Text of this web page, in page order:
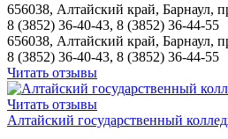
656038, Алтайский край, Барнаул,
8 (3852) 36‑40-43, 8 (3852) 36‑44-55
656038, Алтайский край, Барнаул,
8 (3852) 36‑40-43, 8 (3852) 36‑44-55
Читать отзывы
Читать отзывы
Алтайский государственный